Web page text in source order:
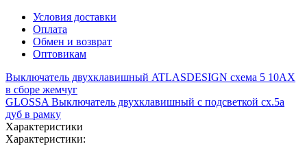
Условия доставки
Оплата
Обмен и возврат
Оптовикам
Выключатель двухклавишный ATLASDESIGN схема 5 10АХ
в сборе жемчуг
GLOSSA Выключатель двухклавишный с подсветкой сх.5а
дуб в рамку
Характеристики
Характеристики: